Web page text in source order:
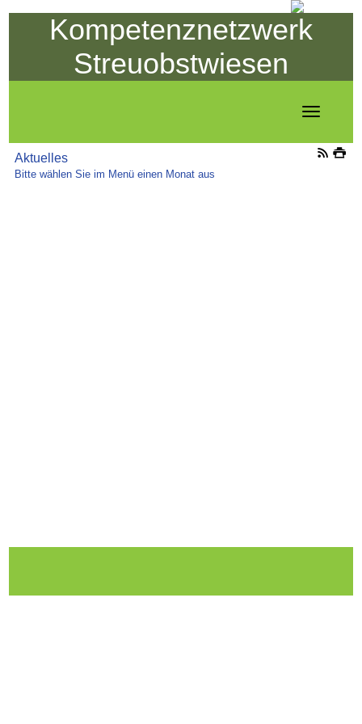
Kompetenznetzwerk
Streuobstwiesen
Toggle
Aktuelles
Bitte wählen Sie im Menü einen Monat aus